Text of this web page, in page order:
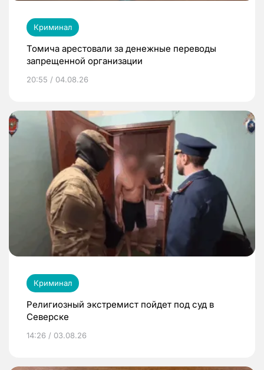
Криминал
Томича арестовали за денежные переводы
запрещенной организации
20:55 / 04.08.26
Криминал
Религиозный экстремист пойдет под суд в
Северске
14:26 / 03.08.26